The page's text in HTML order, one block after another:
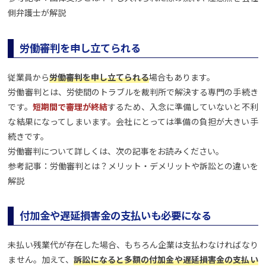
側弁護士が解説
労働審判を申し立てられる
従業員から労働審判を申し立てられる場合もあります。
労働審判とは、労使間のトラブルを裁判所で解決する専門の手続き
です。 短期間で審理が終結するため、入念に準備していないと不利
な結果になってしまいます。会社にとっては準備の負担が大きい手
続きです。
労働審判について詳しくは、次の記事をお読みください。
参考記事：労働審判とは？メリット・デメリットや訴訟との違いを
解説
付加金や遅延損害金の支払いも必要になる
未払い残業代が存在した場合、もちろん企業は支払わなければなり
ません。加えて、訴訟になると多額の付加金や遅延損害金の支払い